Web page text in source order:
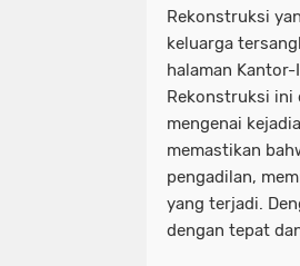
Rekonstruksi
keluarga
halaman
Rekonstruksi ini
mengenai
memastikan
pengadilan,
yang terjadi.
dengan tepat